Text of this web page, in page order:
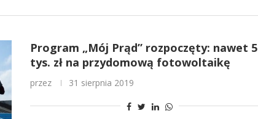
Program „Mój Prąd” rozpoczęty: nawet 5
tys. zł na przydomową fotowoltaikę
przez 31 sierpnia 2019